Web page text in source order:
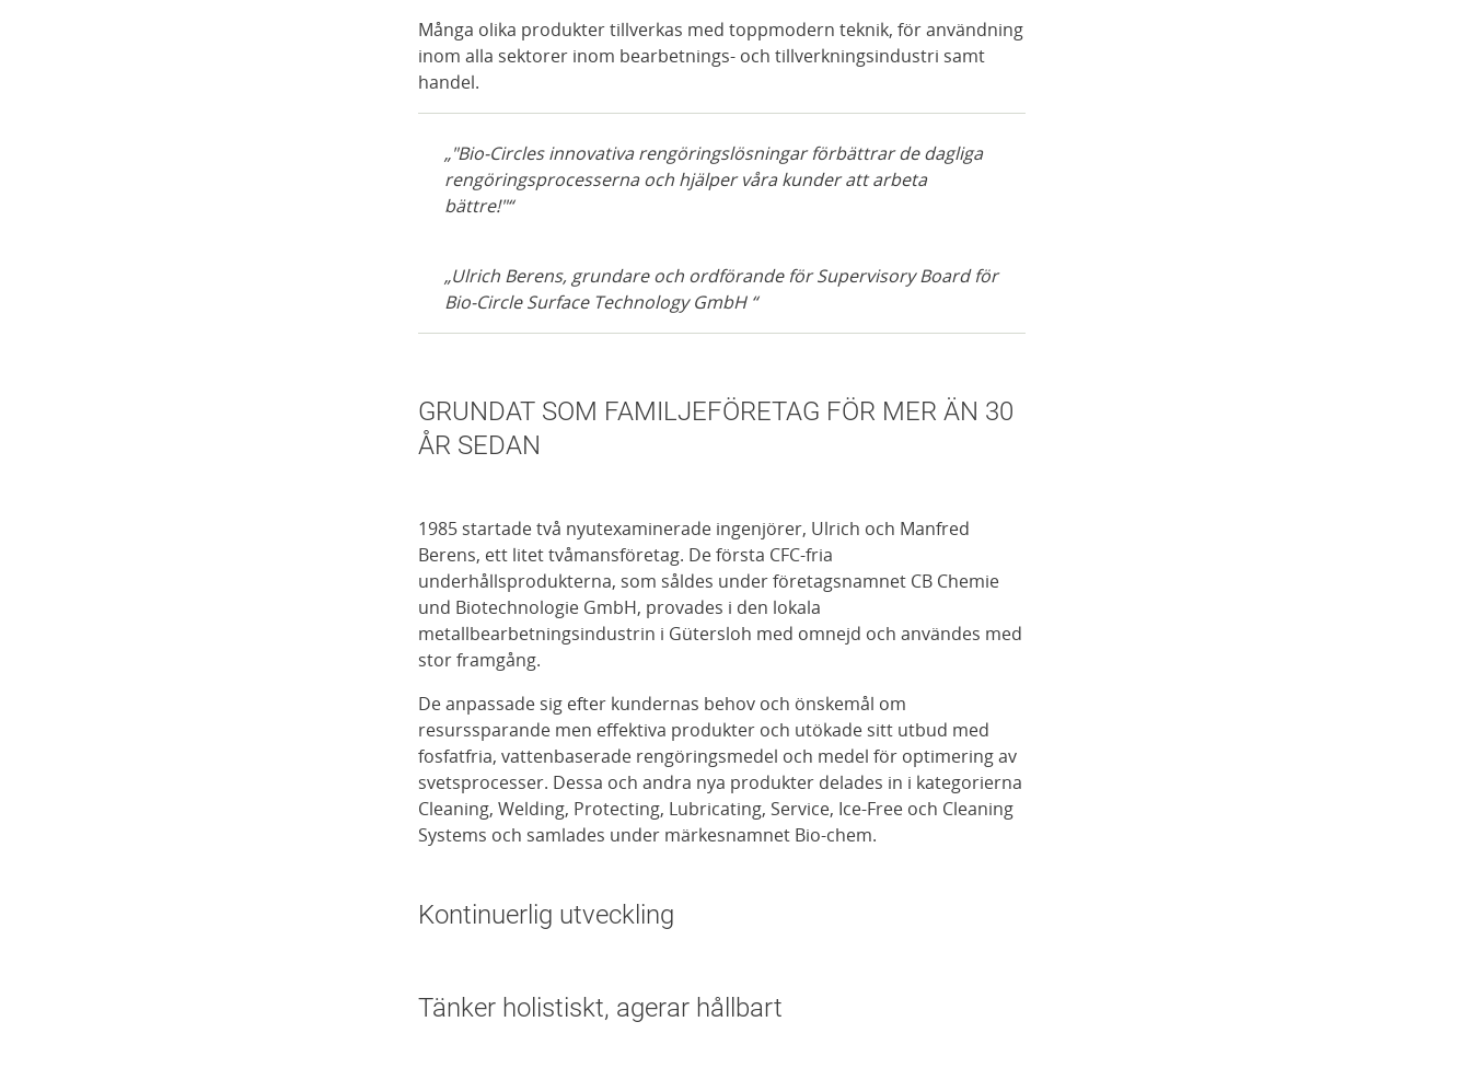
Många olika produkter tillverkas med toppmodern teknik, för användning
inom alla sektorer inom bearbetnings- och tillverkningsindustri samt
handel.
"Bio-Circles innovativa rengöringslösningar förbättrar de dagliga
rengöringsprocesserna och hjälper våra kunder att arbeta
bättre!"
Ulrich Berens, grundare och ordförande för Supervisory Board för
Bio-Circle Surface Technology GmbH
GRUNDAT SOM FAMILJEFÖRETAG FÖR MER ÄN 30
ÅR SEDAN
1985 startade två nyutexaminerade ingenjörer, Ulrich och Manfred
Berens, ett litet tvåmansföretag. De första CFC-fria
underhållsprodukterna, som såldes under företagsnamnet CB Chemie
und Biotechnologie GmbH, provades i den lokala
metallbearbetningsindustrin i Gütersloh med omnejd och användes med
stor framgång.
De anpassade sig efter kundernas behov och önskemål om
resurssparande men effektiva produkter och utökade sitt utbud med
fosfatfria, vattenbaserade rengöringsmedel och medel för optimering av
svetsprocesser. Dessa och andra nya produkter delades in i kategorierna
Cleaning, Welding, Protecting, Lubricating, Service, Ice-Free och Cleaning
Systems och samlades under märkesnamnet Bio-chem.
Kontinuerlig utveckling
Tänker holistiskt, agerar hållbart